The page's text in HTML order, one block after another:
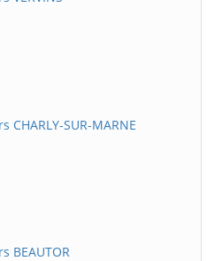
SUR-MARNE
BEAUTOR